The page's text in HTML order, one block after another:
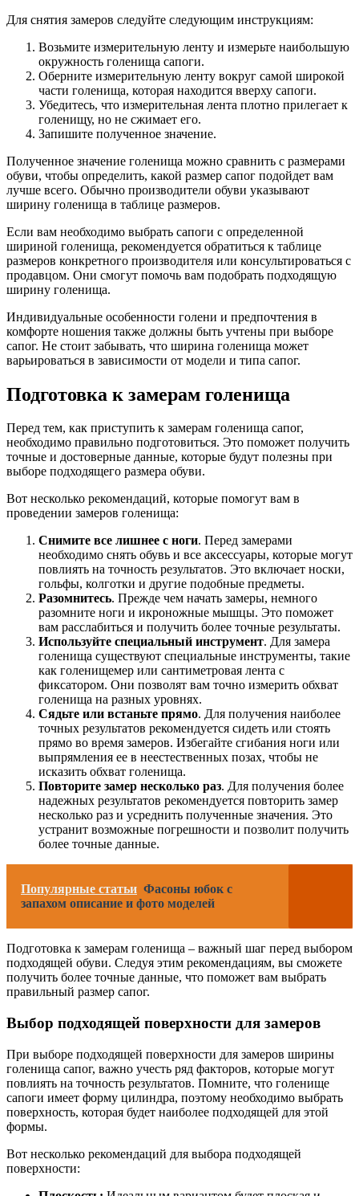
Для снятия замеров следуйте следующим инструкциям:
Возьмите измерительную ленту и измерьте наибольшую
окружность голенища сапоги.
Оберните измерительную ленту вокруг самой широкой
части голенища, которая находится вверху сапоги.
Убедитесь, что измерительная лента плотно прилегает к
голенищу, но не сжимает его.
Запишите полученное значение.
Полученное значение голенища можно сравнить с размерами
обуви, чтобы определить, какой размер сапог подойдет вам
лучше всего. Обычно производители обуви указывают
ширину голенища в таблице размеров.
Если вам необходимо выбрать сапоги с определенной
шириной голенища, рекомендуется обратиться к таблице
размеров конкретного производителя или консультироваться с
продавцом. Они смогут помочь вам подобрать подходящую
ширину голенища.
Индивидуальные особенности голени и предпочтения в
комфорте ношения также должны быть учтены при выборе
сапог. Не стоит забывать, что ширина голенища может
варьироваться в зависимости от модели и типа сапог.
Подготовка к замерам голенища
Перед тем, как приступить к замерам голенища сапог,
необходимо правильно подготовиться. Это поможет получить
точные и достоверные данные, которые будут полезны при
выборе подходящего размера обуви.
Вот несколько рекомендаций, которые помогут вам в
проведении замеров голенища:
Снимите все лишнее с ноги. Перед замерами
необходимо снять обувь и все аксессуары, которые могут
повлиять на точность результатов. Это включает носки,
гольфы, колготки и другие подобные предметы.
Разомнитесь. Прежде чем начать замеры, немного
разомните ноги и икроножные мышцы. Это поможет
вам расслабиться и получить более точные результаты.
Используйте специальный инструмент. Для замера
голенища существуют специальные инструменты, такие
как голенищемер или сантиметровая лента с
фиксатором. Они позволят вам точно измерить обхват
голенища на разных уровнях.
Сядьте или встаньте прямо. Для получения наиболее
точных результатов рекомендуется сидеть или стоять
прямо во время замеров. Избегайте сгибания ноги или
выпрямления ее в неестественных позах, чтобы не
исказить обхват голенища.
Повторите замер несколько раз. Для получения более
надежных результатов рекомендуется повторить замер
несколько раз и усреднить полученные значения. Это
устранит возможные погрешности и позволит получить
более точные данные.
Популярные статьи Фасоны юбок с
запахом описание и фото моделей
Подготовка к замерам голенища – важный шаг перед выбором
подходящей обуви. Следуя этим рекомендациям, вы сможете
получить более точные данные, что поможет вам выбрать
правильный размер сапог.
Выбор подходящей поверхности для замеров
При выборе подходящей поверхности для замеров ширины
голенища сапог, важно учесть ряд факторов, которые могут
повлиять на точность результатов. Помните, что голенище
сапоги имеет форму цилиндра, поэтому необходимо выбрать
поверхность, которая будет наиболее подходящей для этой
формы.
Вот несколько рекомендаций для выбора подходящей
поверхности: